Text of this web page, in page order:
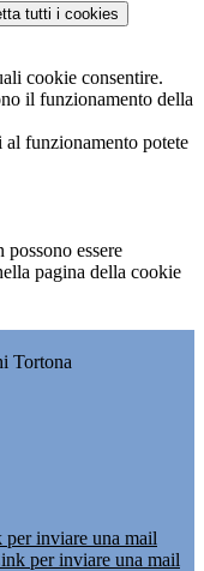
tutti i cookies
cookie consentire.
il funzionamento della
al funzionamento potete
essere
pagina della cookie
Tortona
inviare una mail
per inviare una mail